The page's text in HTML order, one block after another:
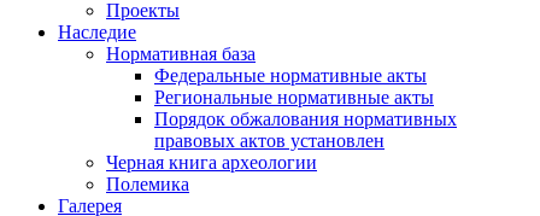
Проекты
Наследие
Нормативная база
Федеральные нормативные акты
Региональные нормативные акты
Порядок обжалования нормативных
правовых актов установлен
Черная книга археологии
Полемика
Галерея